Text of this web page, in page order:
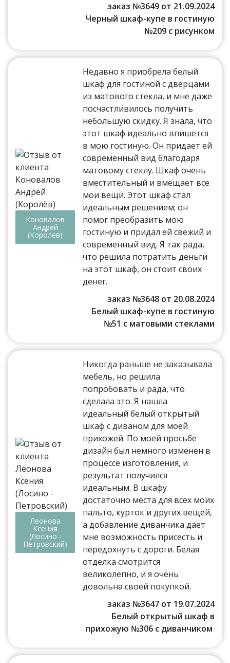
заказ №3649 от 21.09.2024
Черный шкаф-купе в гостиную
№209 с рисунком
Коновалов
Андрей
(Королёв)
Недавно я приобрела белый
шкаф для гостиной с дверцами
из матового стекла, и мне даже
посчастливилось получить
небольшую скидку. Я знала, что
этот шкаф идеально впишется
в мою гостиную. Он придает ей
современный вид благодаря
матовому стеклу. Шкаф очень
вместительный и вмещает все
мои вещи. Этот шкаф стал
идеальным решением; он
помог преобразить мою
гостиную и придал ей свежий и
современный вид. Я так рада,
что решила потратить деньги
на этот шкаф, он стоит своих
денег.
заказ №3648 от 20.08.2024
Белый шкаф-купе в гостиную
№51 с матовыми стеклами
Леонова
Ксения
(Лосино -
Петровский)
Никогда раньше не заказывала
мебель, но решила
попробовать и рада, что
сделала это. Я нашла
идеальный белый открытый
шкаф с диваном для моей
прихожей. По моей просьбе
дизайн был немного изменен в
процессе изготовления, и
результат получился
идеальным. В шкафу
достаточно места для всех моих
пальто, курток и других вещей,
а добавление диванчика дает
мне возможность присесть и
передохнуть с дороги. Белая
отделка смотрится
великолепно, и я очень
довольна своей покупкой.
заказ №3647 от 19.07.2024
Белый открытый шкаф в
прихожую №306 с диванчиком